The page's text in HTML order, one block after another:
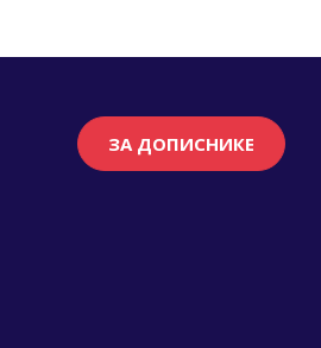
ЗА ДОПИСНИКЕ